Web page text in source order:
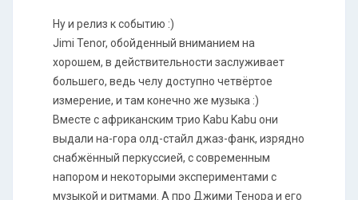
Ну и релиз к событию :)
Jimi Tenor, обойденный вниманием на
хорошем, в действительности заслуживает
большего, ведь челу доступно четвёртое
измерение, и там конечно же музыка :)
Вместе с африканским трио Kabu Kabu они
выдали на-гора олд-стайл джаз-фанк, изрядно
снабжённый перкуссией, с современным
напором и некоторыми экспериментами с
музыкой и ритмами. А про Джими Тенора и его